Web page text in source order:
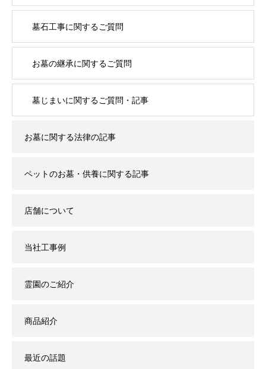
墓石工事に関するご質問
お墓の継承に関するご質問
墓じまいに関するご質問・記事
お墓に関する法律の記事
ペットのお墓・供養に関する記事
店舗について
当社工事例
霊園のご紹介
商品紹介
最近の話題